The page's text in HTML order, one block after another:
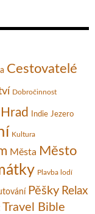
Cestovatelé
Dobročinnost
Hrad Indie Jezero
Kultura
Města Město
Plavba lodí
Pěšky Relax
Travel Bible